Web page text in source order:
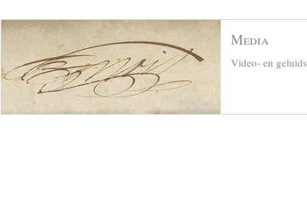
Media
Video- en